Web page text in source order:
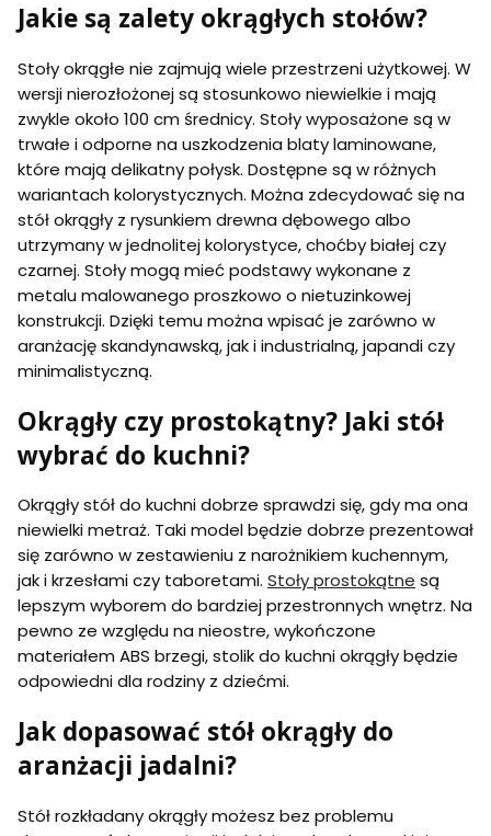
Jakie są zalety okrągłych stołów?
Stoły okrągłe nie zajmują wiele przestrzeni użytkowej. W
wersji nierozłożonej są stosunkowo niewielkie i mają
zwykle około 100 cm średnicy. Stoły wyposażone są w
trwałe i odporne na uszkodzenia blaty laminowane,
które mają delikatny połysk. Dostępne są w różnych
wariantach kolorystycznych. Można zdecydować się na
stół okrągły z rysunkiem drewna dębowego albo
utrzymany w jednolitej kolorystyce, choćby białej czy
czarnej. Stoły mogą mieć podstawy wykonane z
metalu malowanego proszkowo o nietuzinkowej
konstrukcji. Dzięki temu można wpisać je zarówno w
aranżację skandynawską, jak i industrialną, japandi czy
minimalistyczną.
Okrągły czy prostokątny? Jaki stół
wybrać do kuchni?
Okrągły stół do kuchni dobrze sprawdzi się, gdy ma ona
niewielki metraż. Taki model będzie dobrze prezentował
się zarówno w zestawieniu z narożnikiem kuchennym,
jak i krzesłami czy taboretami. Stoły prostokątne są
lepszym wyborem do bardziej przestronnych wnętrz. Na
pewno ze względu na nieostre, wykończone
materiałem ABS brzegi, stolik do kuchni okrągły będzie
odpowiedni dla rodziny z dziećmi.
Jak dopasować stół okrągły do
aranżacji jadalni?
Stół rozkładany okrągły możesz bez problemu